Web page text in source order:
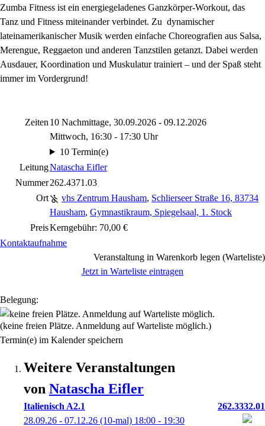
Zumba Fitness ist ein energiegeladenes Ganzkörper-Workout, das
Tanz und Fitness miteinander verbindet. Zu dynamischer
lateinamerikanischer Musik werden einfache Choreografien aus Salsa,
Merengue, Reggaeton und anderen Tanzstilen getanzt. Dabei werden
Ausdauer, Koordination und Muskulatur trainiert – und der Spaß steht
immer im Vordergrund!
Zeiten 10 Nachmittage, 30.09.2026 - 09.12.2026
Mittwoch, 16:30 - 17:30 Uhr
10 Termin(e)
LeitungNatascha Eifler
Nummer262.4371.03
Ort
vhs Zentrum Hausham, Schlierseer Straße 16, 83734
Hausham, Gymnastikraum, Spiegelsaal, 1. Stock
PreisKerngebühr: 70,00 €
Kontaktaufnahme
Veranstaltung in Warenkorb legen (Warteliste)
Jetzt in Warteliste eintragen
Belegung:
(keine freien Plätze. Anmeldung auf Warteliste möglich.)
Termin(e) im Kalender speichern
Weitere Veranstaltungen
von Natascha Eifler
Italienisch A2.1
262.3332.01
28.09.26 - 07.12.26 (10-mal) 18:00 - 19:30